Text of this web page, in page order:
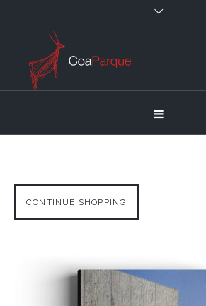
CONTINUE SHOPPING